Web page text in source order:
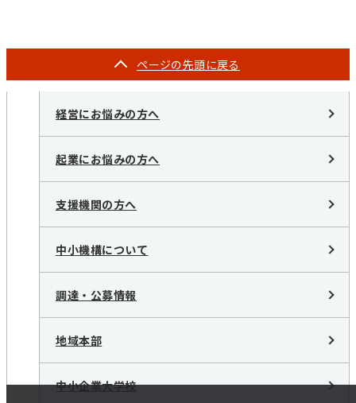
ページの先頭に戻る
経営にお悩みの方へ
起業にお悩みの方へ
支援機関の方へ
中小機構について
調達・公募情報
地域本部
中小企業大学校